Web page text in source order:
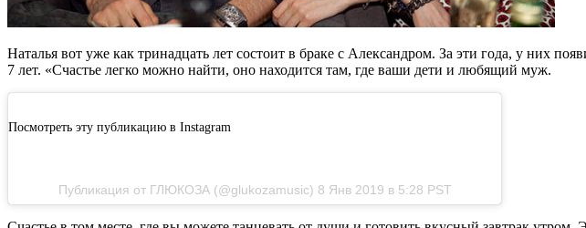
Наталья вот уже как тринадцать лет состоит в браке с Александром. За эти года, у них
7 лет. «Счастье легко можно найти, оно находится там, где ваши дети и любящий муж.
Посмотреть эту публикацию в Instagram
Публикация от ГЛЮКОЗА (@glukozamusic) 8 Янв 2019 в 5:28 PST